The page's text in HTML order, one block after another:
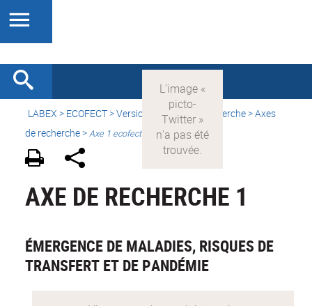
LABEX > ECOFECT>Version française
> Recherche > Axes
de recherche >Axe 1 ecofect
AXE DE RECHERCHE 1
ÉMERGENCE DE MALADIES, RISQUES DE
TRANSFERT ET DE PANDÉMIE